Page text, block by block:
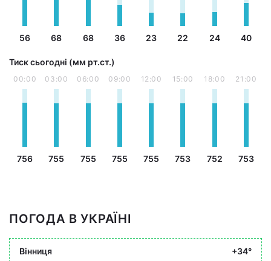
56 68 68 36 23 22 24 40
Тиск сьогодні (мм рт.ст.)
00:00
756
03:00
755
06:00
755
09:00
755
12:00
755
15:00
753
18:00
752
21:00
753
ПОГОДА В УКРАЇНІ
Вінниця +34°